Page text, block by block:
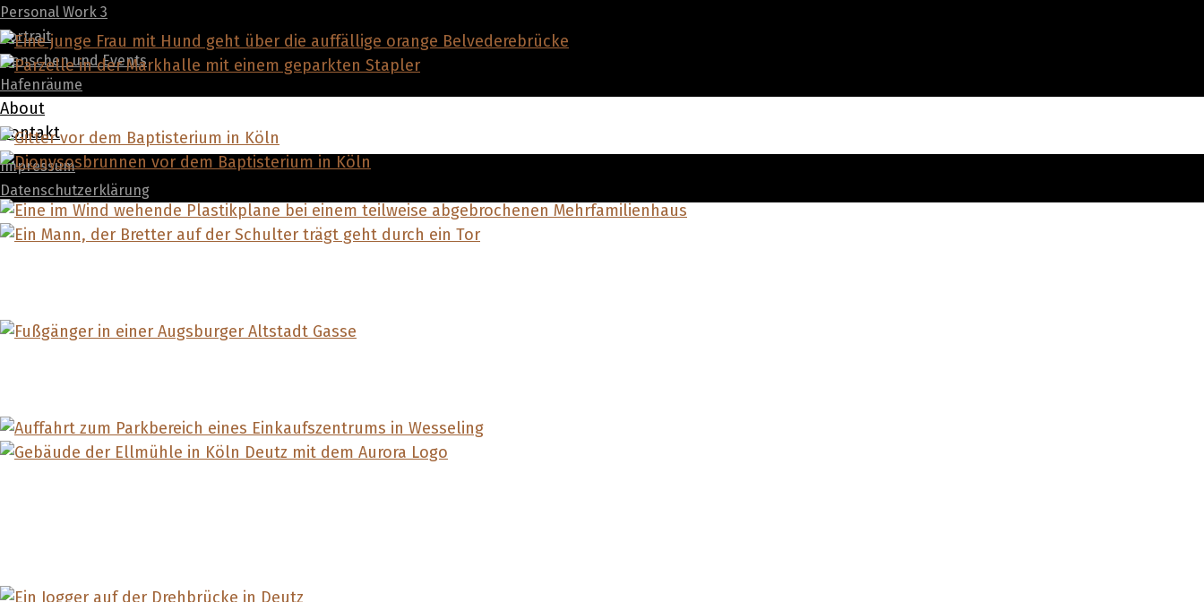
Personal Work 3
Portrait
Menschen und Events
Hafenräume
About
Kontakt
Impressum
Datenschutzerklärung